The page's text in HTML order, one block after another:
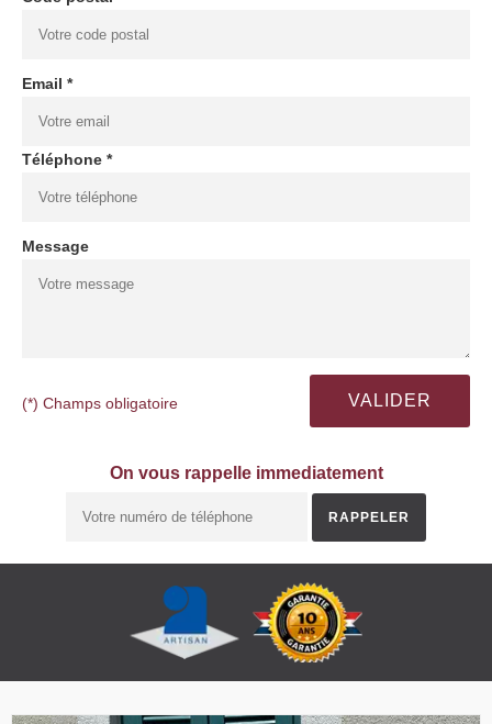
Email *
Téléphone *
Message
(*) Champs obligatoire
On vous rappelle immediatement